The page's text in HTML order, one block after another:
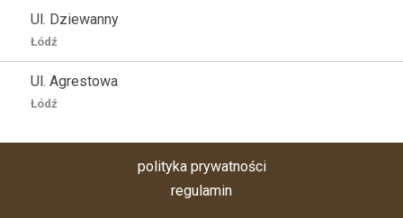
Ul. Dziewanny
Łódź
Ul. Agrestowa
Łódź
polityka prywatności
regulamin